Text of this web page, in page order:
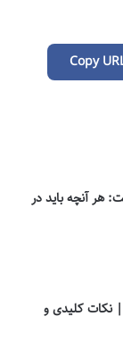
Copy
هر آنچه باید در
| نکات کلیدی و